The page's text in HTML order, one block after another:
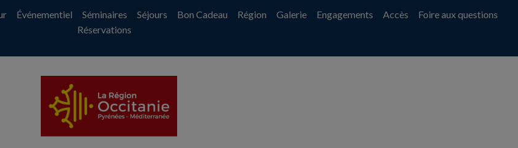
Événementiel Séminaires Séjours Bon Cadeau Région Galerie Engagements Accès
Foire aux questions
Réservations